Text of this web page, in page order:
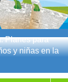
Planes para
y niñas en la